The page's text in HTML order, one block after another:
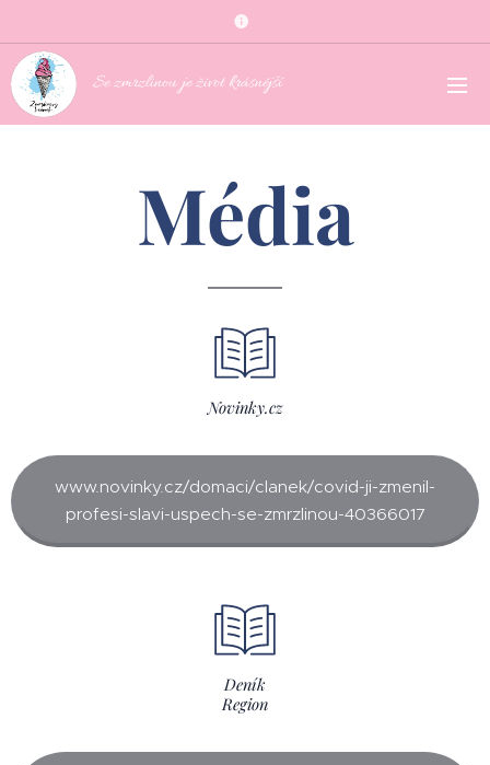
Se zmrzlinou je život krásnější
Média
Novinky.cz
www.novinky.cz/domaci/clanek/covid-ji-zmenil-
profesi-slavi-uspech-se-zmrzlinou-40366017
Deník
Region